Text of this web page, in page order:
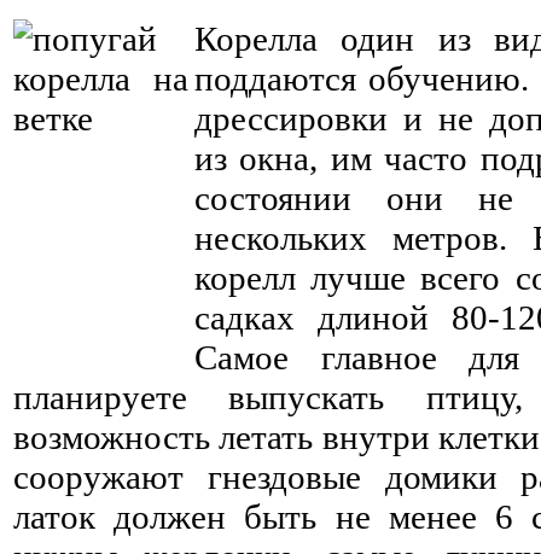
Корелла один из
поддаются обучению.
дрессировки и не
из окна, им часто
состоянии они не
нескольких
корелл лучше всего
садках длиной 80-
Самое главное
планируете выпускать
возможность летать внутри
сооружают гнездовые домики
латок должен быть не менее 6